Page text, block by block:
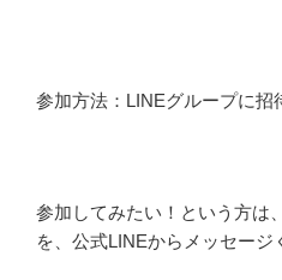
参加方法：LINEグループに招
参加してみたい！という方は
を、公式LINEからメッセージ